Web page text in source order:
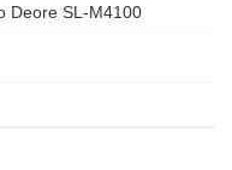
Deore SL-M4100